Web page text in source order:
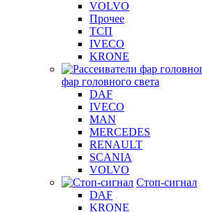
VOLVO
Прочее
ТСП
IVECO
KRONE
фар головного света
DAF
IVECO
MAN
MERCEDES
RENAULT
SCANIA
VOLVO
Стоп-сигнал
DAF
KRONE